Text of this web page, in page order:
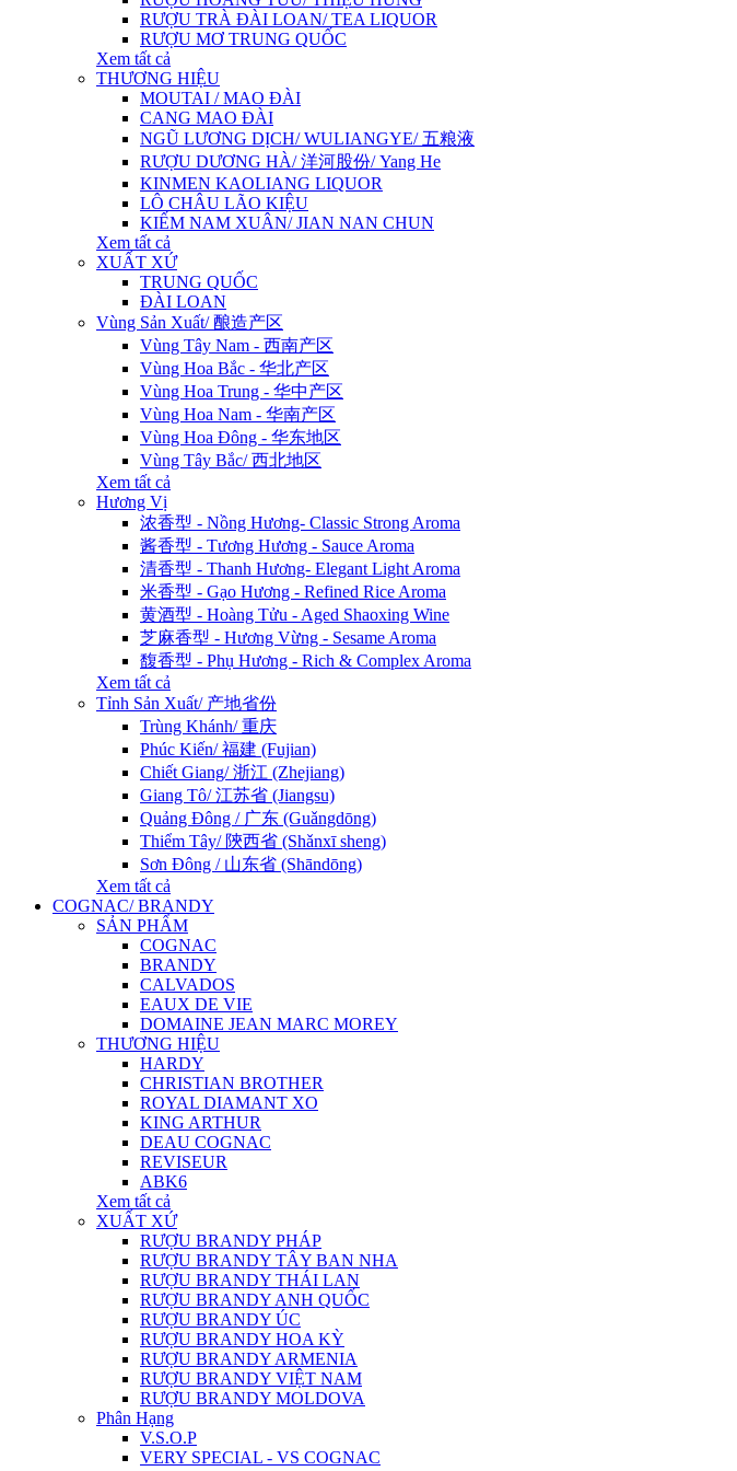
RƯỢU TRÀ ĐÀI LOAN/ TEA LIQUOR
RƯỢU MƠ TRUNG QUỐC
Xem tất cả
THƯƠNG HIỆU
MOUTAI / MAO ĐÀI
CANG MAO ĐÀI
NGŨ LƯƠNG DỊCH/ WULIANGYE/ 五粮液
RƯỢU DƯƠNG HÀ/ 洋河股份/ Yang He
KINMEN KAOLIANG LIQUOR
LÔ CHÂU LÃO KIỆU
KIẾM NAM XUÂN/ JIAN NAN CHUN
Xem tất cả
XUẤT XỨ
TRUNG QUỐC
ĐÀI LOAN
Vùng Sản Xuất/ 酿造产区
Vùng Tây Nam - 西南产区
Vùng Hoa Bắc - 华北产区
Vùng Hoa Trung - 华中产区
Vùng Hoa Nam - 华南产区
Vùng Hoa Đông - 华东地区
Vùng Tây Bắc/ 西北地区
Xem tất cả
Hương Vị
浓香型 - Nồng Hương- Classic Strong Aroma
酱香型 - Tương Hương - Sauce Aroma
清香型 - Thanh Hương- Elegant Light Aroma
米香型 - Gạo Hương - Refined Rice Aroma
黄酒型 - Hoàng Tửu - Aged Shaoxing Wine
芝麻香型 - Hương Vừng - Sesame Aroma
馥香型 - Phụ Hương - Rich & Complex Aroma
Xem tất cả
Tỉnh Sản Xuất/ 产地省份
Trùng Khánh/ 重庆
Phúc Kiến/ 福建 (Fujian)
Chiết Giang/ 浙江 (Zhejiang)
Giang Tô/ 江苏省 (Jiangsu)
Quảng Đông / 广东 (Guǎngdōng)
Thiểm Tây/ 陝西省 (Shǎnxī sheng)
Sơn Đông / 山东省 (Shāndōng)
Xem tất cả
COGNAC/ BRANDY
SẢN PHẨM
COGNAC
BRANDY
CALVADOS
EAUX DE VIE
DOMAINE JEAN MARC MOREY
THƯƠNG HIỆU
HARDY
CHRISTIAN BROTHER
ROYAL DIAMANT XO
KING ARTHUR
DEAU COGNAC
REVISEUR
ABK6
Xem tất cả
XUẤT XỨ
RƯỢU BRANDY PHÁP
RƯỢU BRANDY TÂY BAN NHA
RƯỢU BRANDY THÁI LAN
RƯỢU BRANDY ANH QUỐC
RƯỢU BRANDY ÚC
RƯỢU BRANDY HOA KỲ
RƯỢU BRANDY ARMENIA
RƯỢU BRANDY VIỆT NAM
RƯỢU BRANDY MOLDOVA
Phân Hạng
V.S.O.P
VERY SPECIAL - VS COGNAC